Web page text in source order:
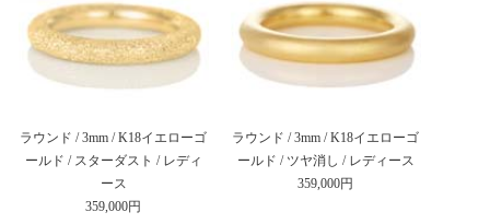
ラウンド / 3mm / K18イエローゴ
ールド / スターダスト / レディ
ース
359,000円
ラウンド / 3mm / K18イエローゴ
ールド / ツヤ消し / レディース
359,000円